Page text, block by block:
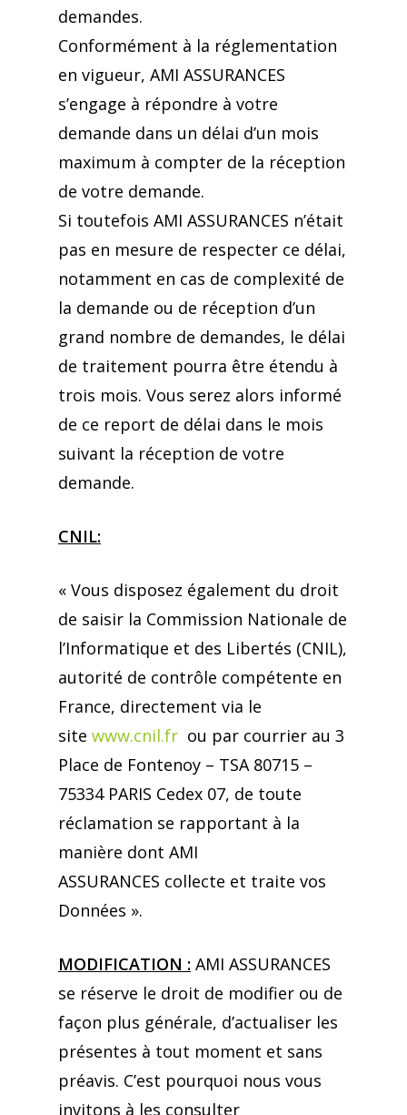
demandes.
Conformément à la réglementation
en vigueur, AMI ASSURANCES
s’engage à répondre à votre
demande dans un délai d’un mois
maximum à compter de la réception
de votre demande.
Si toutefois AMI ASSURANCES n’était
pas en mesure de respecter ce délai,
notamment en cas de complexité de
la demande ou de réception d’un
grand nombre de demandes, le délai
de traitement pourra être étendu à
trois mois. Vous serez alors informé
de ce report de délai dans le mois
suivant la réception de votre
demande.
CNIL:
« Vous disposez également du droit
de saisir la Commission Nationale de
l’Informatique et des Libertés (CNIL),
autorité de contrôle compétente en
France, directement via le
site www.cnil.fr ou par courrier au 3
Place de Fontenoy – TSA 80715 –
75334 PARIS Cedex 07, de toute
réclamation se rapportant à la
manière dont AMI
ASSURANCES collecte et traite vos
Données ».
MODIFICATION : AMI ASSURANCES
se réserve le droit de modifier ou de
façon plus générale, d’actualiser les
présentes à tout moment et sans
préavis. C’est pourquoi nous vous
invitons à les consulter